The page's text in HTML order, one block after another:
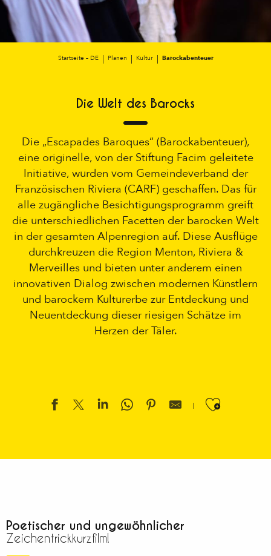
Startseite – DE Planen Kultur Barockabenteuer
Die Welt des Barocks
Die „Escapades Baroques“ (Barockabenteuer),
eine originelle, von der Stiftung Facim geleitete
Initiative, wurden vom Gemeindeverband der
Französischen Riviera (CARF) geschaffen. Das für
alle zugängliche Besichtigungsprogramm greift
die unterschiedlichen Facetten der barocken Welt
in der gesamten Alpenregion auf. Diese Ausflüge
durchkreuzen die Region Menton, Riviera &
Merveilles und bieten unter anderem einen
innovativen Dialog zwischen modernen Künstlern
und barockem Kulturerbe zur Entdeckung und
Neuentdeckung dieser riesigen Schätze im
Herzen der Täler.
Poetischer und ungewöhnlicher
Zeichentrickkurzfilm!